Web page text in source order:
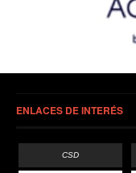
ENLACES DE INTERÉS
CSD